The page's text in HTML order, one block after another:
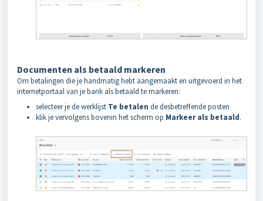
Documenten als betaald markeren
Om betalingen die je handmatig hebt aangemaakt en uitgevoerd in het
internetportaal van je bank als betaald te markeren:
selecteer je de werklijst Te betalen de desbetreffende posten
klik je vervolgens bovenin het scherm op Markeer als betaald.